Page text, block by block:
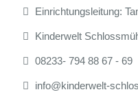
Einrichtungsleitung:
Kinderwelt
08233- 794 88 67 - 69
info@kinderwelt-